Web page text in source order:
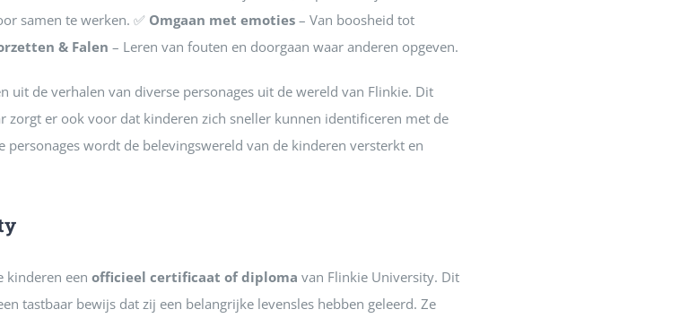
samen te werken. ✅ Omgaan met emoties– Van boosheid tot
& Falen – Leren van fouten en doorgaan waar anderen opgeven.
uit de verhalen van diverse personages uit de wereld van Flinkie. Dit
zorgt er ook voor dat kinderen zich sneller kunnen identificeren met de
personages wordt de belevingswereld van de kinderen versterkt en
kinderen een officieel certificaat of diploma van Flinkie University. Dit
tastbaar bewijs dat zij een belangrijke levensles hebben geleerd. Ze